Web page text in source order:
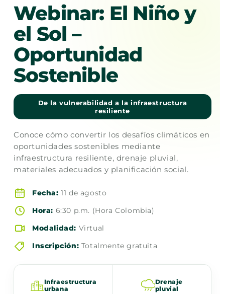
Webinar: El Niño y
el Sol –
Oportunidad
Sostenible
De la vulnerabilidad a la infraestructura
resiliente
Conoce cómo convertir los desafíos climáticos en
oportunidades sostenibles mediante
infraestructura resiliente, drenaje pluvial,
materiales adecuados y planificación social.
Fecha: 11 de agosto
Hora: 6:30 p.m. (Hora Colombia)
Modalidad: Virtual
Inscripción: Totalmente gratuita
Infraestructura
urbana
Drenaje
pluvial